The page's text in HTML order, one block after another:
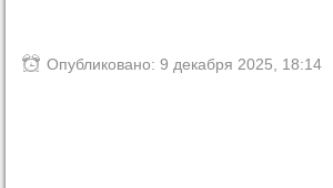
Опубликовано: 9 декабря 2025, 18:14